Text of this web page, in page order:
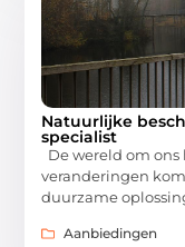
Natuurlijke
specialist
De wereld om
veranderingen
duurzame
Aanbiedingen